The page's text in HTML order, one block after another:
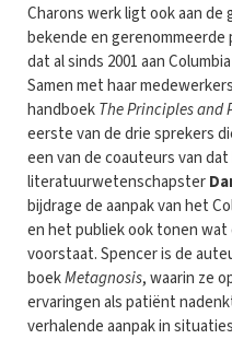
Charons werk ligt ook aan
bekende en gerenommeerde
dat al sinds 2001 aan
Samen met haar
handboekThe Principles and
eerste van de drie sprekers
een van de coauteurs van dat
literatuurwetenschapster
bijdrage de aanpak van het
en het publiek ook tonen wat
voorstaat. Spencer is de
boekMetagnosis, waarin ze
ervaringen als patiënt
verhalende aanpak in